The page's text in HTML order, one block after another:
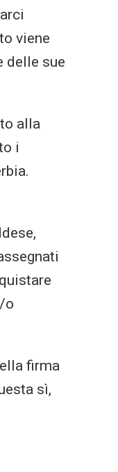
viene
delle sue
alla
i
o
firma
sì,